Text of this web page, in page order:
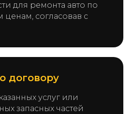
для ремонта авто по
согласовав с
договору
услуг или
запасных частей